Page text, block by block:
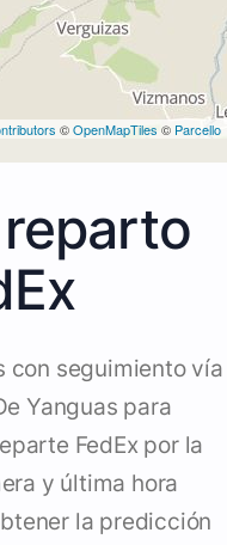
©OpenMapTiles © Parcello
con seguimiento vía
Yanguas para
FedEx por la
y última hora
la predicción